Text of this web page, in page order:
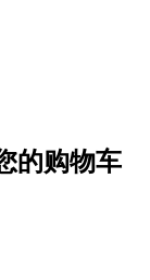
的购物车